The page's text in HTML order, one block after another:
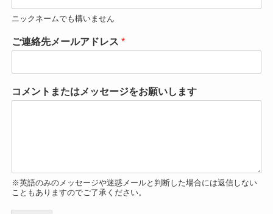
ニックネームでも構いません
ご連絡先メールアドレス *
コメントまたはメッセージをお願いします
※英語のみのメッセージや迷惑メールと判断した場合には返信しない
こともありますのでご了承ください。